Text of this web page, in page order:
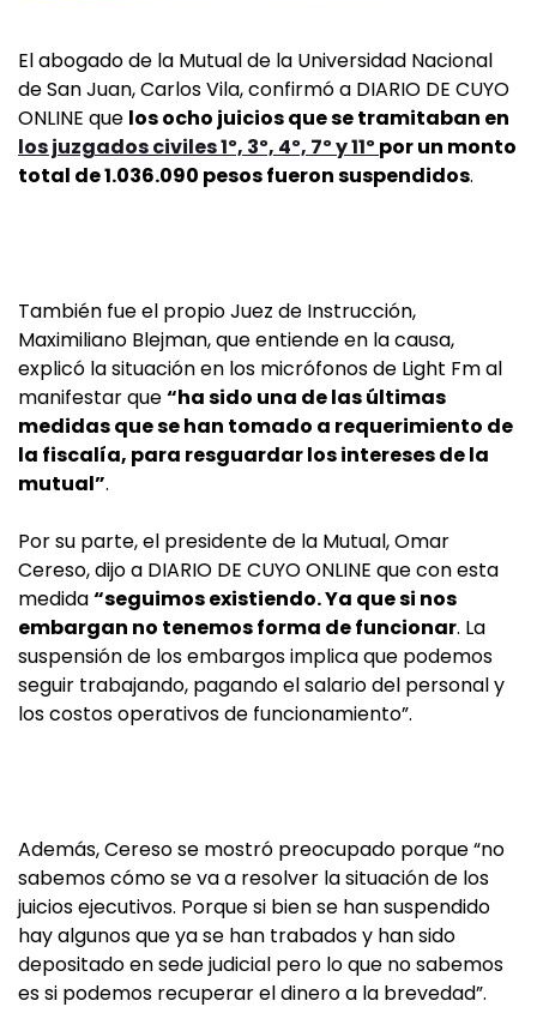
El abogado de la Mutual de la Universidad Nacional
de San Juan, Carlos Vila, confirmó a DIARIO DE CUYO
ONLINE que los ocho juicios que se tramitaban en
los juzgados civiles 1º, 3º, 4º, 7º y 11º por un monto
total de 1.036.090 pesos fueron suspendidos.
También fue el propio Juez de Instrucción,
Maximiliano Blejman, que entiende en la causa,
explicó la situación en los micrófonos de Light Fm al
manifestar que“ha sido una de las últimas
medidas que se han tomado a requerimiento de
la fiscalía, para resguardar los intereses de la
mutual”.
Por su parte, el presidente de la Mutual, Omar
Cereso, dijo a DIARIO DE CUYO ONLINE que con esta
medida“seguimos existiendo. Ya que si nos
embargan no tenemos forma de funcionar. La
suspensión de los embargos implica que podemos
seguir trabajando, pagando el salario del personal y
los costos operativos de funcionamiento”.
Además, Cereso se mostró preocupado porque “no
sabemos cómo se va a resolver la situación de los
juicios ejecutivos. Porque si bien se han suspendido
hay algunos que ya se han trabados y han sido
depositado en sede judicial pero lo que no sabemos
es si podemos recuperar el dinero a la brevedad”.